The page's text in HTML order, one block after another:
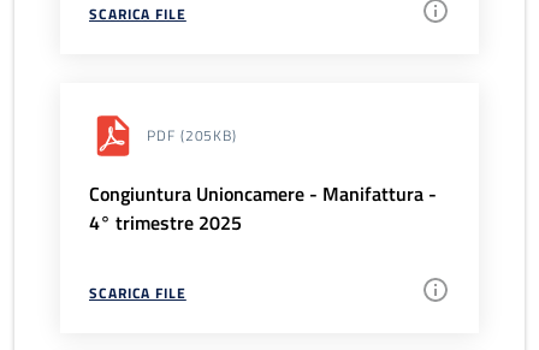
SCARICA FILE
PDF (205KB)
Congiuntura Unioncamere - Manifattura -
4° trimestre 2025
SCARICA FILE